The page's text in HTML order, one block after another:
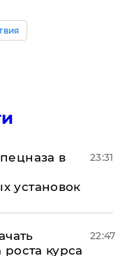
в
установок
23:31
курса
22:47